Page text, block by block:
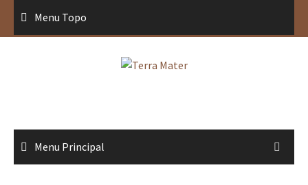
conteúdo
Menu Topo
Menu Principal